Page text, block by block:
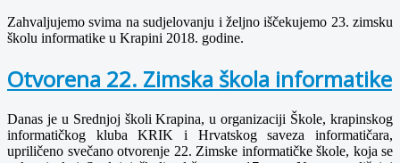
Zahvaljujemo svima na sudjelovanju i željno iščekujemo 23. zimsku
školu informatike u Krapini 2018. godine.
Otvorena 22. Zimska škola informatike
Danas je u Srednjoj školi Krapina, u organizaciji Škole, krapinskog
informatičkog kluba KRIK i Hrvatskog saveza informatičara,
upriličeno svečano otvorenje 22. Zimske informatičke škole, koja se